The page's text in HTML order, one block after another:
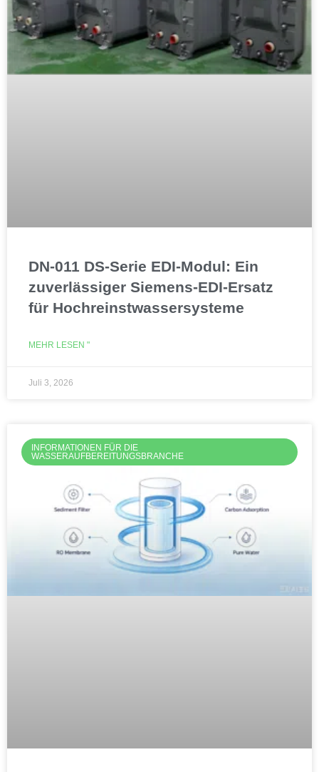
DN-011 DS-Serie EDI-Modul: Ein
zuverlässiger Siemens-EDI-Ersatz
für Hochreinstwassersysteme
MEHR LESEN "
Juli 3, 2026
INFORMATIONEN FÜR DIE
WASSERAUFBEREITUNGSBRANCHE